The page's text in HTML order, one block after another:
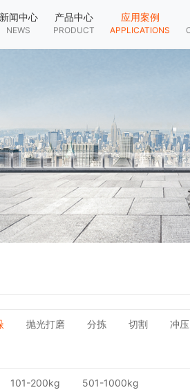
新闻中心
NEWS
产品中心
PRODUCT
应用案例
APPLICATIONS
抛光打磨 分拣 切割 冲压
101-200kg 501-1000kg